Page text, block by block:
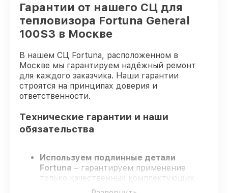
Гарантии от нашего СЦ для
тепловизора Fortuna General
100S3 в Москве
В нашем СЦ Fortuna, расположенном в
Москве мы гарантируем надёжный ремонт
для каждого заказчика. Наши гарантии
строятся на принципах доверия и
ответственности.
Технические гарантии и наши
обязательства
Используем подлинные детали
Fortuna – гарантируем применение
только качественных комплектующих.
Опытные мастера